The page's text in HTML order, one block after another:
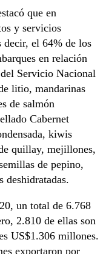
que en
y servicios
decir, el 64% de los
en relación
Servicio Nacional
litio, mandarinas
de salmón
Cabernet
kiwis
quillay, mejillones,
de pepino,
deshidratadas.
un total de 6.768
2.810 de ellas son
US$1.306 millones.
exportaron por